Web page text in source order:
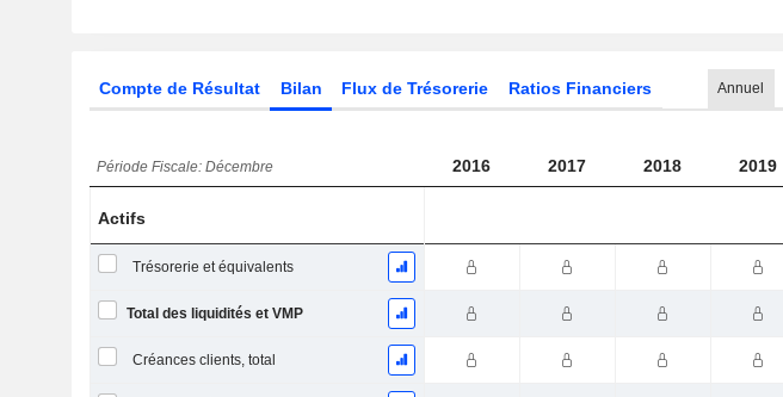
Compte de Résultat Bilan Flux de Trésorerie Ratios Financiers Annuel
Période Fiscale: Décembre 2016 2017 2018 2019
Actifs
Trésorerie et équivalents
Total des liquidités et VMP
Créances clients, total